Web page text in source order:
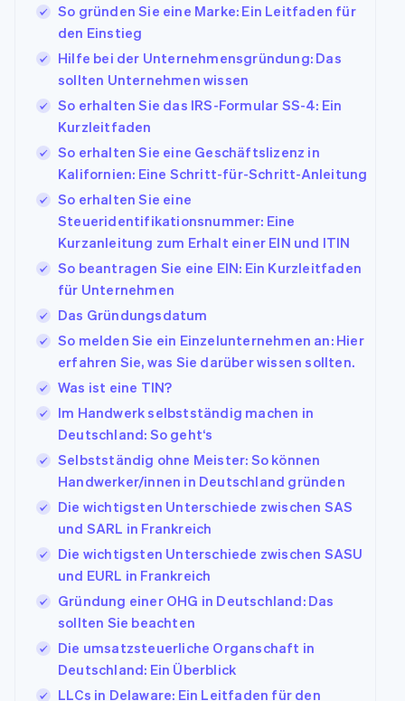
So gründen Sie eine Marke: Ein Leitfaden für
den Einstieg
Hilfe bei der Unternehmensgründung: Das
sollten Unternehmen wissen
So erhalten Sie das IRS-Formular SS-4: Ein
Kurzleitfaden
So erhalten Sie eine Geschäftslizenz in
Kalifornien: Eine Schritt-für-Schritt-Anleitung
So erhalten Sie eine
Steueridentifikationsnummer: Eine
Kurzanleitung zum Erhalt einer EIN und ITIN
So beantragen Sie eine EIN: Ein Kurzleitfaden
für Unternehmen
Das Gründungsdatum
So melden Sie ein Einzelunternehmen an: Hier
erfahren Sie, was Sie darüber wissen sollten.
Was ist eine TIN?
Im Handwerk selbstständig machen in
Deutschland: So geht‘s
Selbstständig ohne Meister: So können
Handwerker/innen in Deutschland gründen
Die wichtigsten Unterschiede zwischen SAS
und SARL in Frankreich
Die wichtigsten Unterschiede zwischen SASU
und EURL in Frankreich
Gründung einer OHG in Deutschland: Das
sollten Sie beachten
Die umsatzsteuerliche Organschaft in
Deutschland: Ein Überblick
LLCs in Delaware: Ein Leitfaden für den